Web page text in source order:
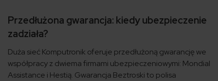
Przedłużona gwarancja: kiedy ubezpieczenie
zadziała?
Duża sieć Komputronik oferuje przedłużoną gwarancję we
współpracy z dwiema firmami ubezpieczeniowymi: Mondial
Assistance i Hestią. Gwarancja Beztroski to polisa